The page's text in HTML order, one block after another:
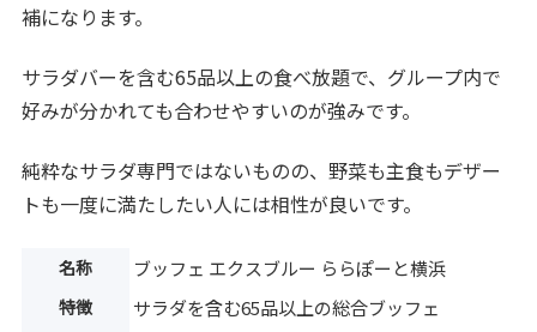
補になります。
サラダバーを含む65品以上の食べ放題で、グループ内で
好みが分かれても合わせやすいのが強みです。
純粋なサラダ専門ではないものの、野菜も主食もデザー
トも一度に満たしたい人には相性が良いです。
名称 ブッフェ エクスブルー ららぽーと横浜
特徴 サラダを含む65品以上の総合ブッフェ